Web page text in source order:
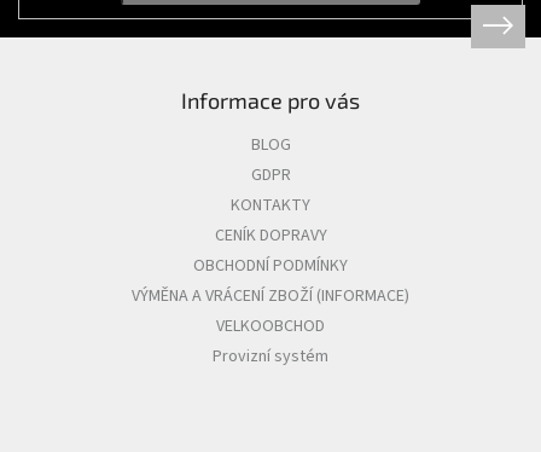
Informace pro vás
BLOG
GDPR
KONTAKTY
CENÍK DOPRAVY
OBCHODNÍ PODMÍNKY
VÝMĚNA A VRÁCENÍ ZBOŽÍ (INFORMACE)
VELKOOBCHOD
Provizní systém